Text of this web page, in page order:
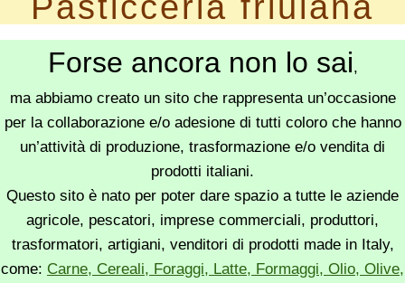
Forse ancora non lo sai,
ma abbiamo creato un sito che rappresenta un’occasione
per la collaborazione e/o adesione di tutti coloro che hanno
un’attività di produzione, trasformazione e/o vendita di
prodotti italiani.
Questo sito è nato per poter dare spazio a tutte le aziende
agricole, pescatori, imprese commerciali, produttori,
trasformatori, artigiani, venditori di prodotti made in Italy,
come: Carne, Cereali, Foraggi, Latte, Formaggi, Olio, Olive,